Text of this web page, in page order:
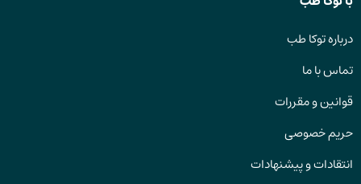
درباره توکا طب
تماس با ما
قوانین و مقررات
حریم خصوصی
انتقادات و پیشنهادات